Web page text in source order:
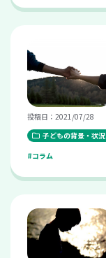
投稿日：2021/07/28
子どもの背景・状況
#コラム